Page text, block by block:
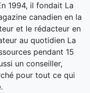
1994, il fondait La
canadien en la
et le rédacteur en
au quotidien La
pendant 15
un conseiller,
pour tout ce qui